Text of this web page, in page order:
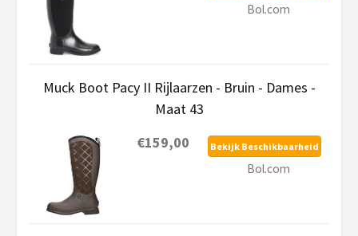
Bol.com
Muck Boot Pacy II Rijlaarzen - Bruin - Dames -
Maat 43
€159,00
Bekijk Beschikbaarheid
Bol.com